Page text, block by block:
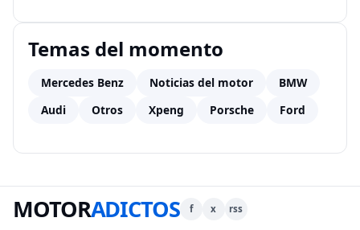
Temas del momento
Mercedes Benz Noticias del motor
BMW
Audi
Otros Xpeng Porsche Ford
MOTORADICTOS f x rss